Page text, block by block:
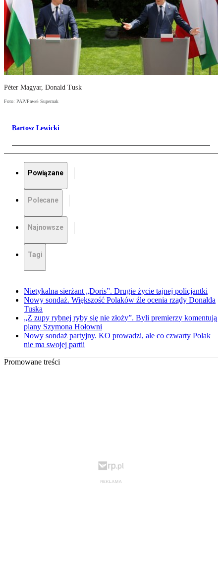
Péter Magyar, Donald Tusk
Foto: PAP/Paweł Supernak
Bartosz Lewicki
Powiązane
Polecane
Najnowsze
Tagi
Nietykalna sierżant „Doris”. Drugie życie tajnej policjantki
Nowy sondaż. Większość Polaków źle ocenia rządy Donalda
Tuska
„Z zupy rybnej ryby się nie złoży”. Byli premierzy komentują
plany Szymona Hołowni
Nowy sondaż partyjny. KO prowadzi, ale co czwarty Polak
nie ma swojej partii
Promowane treści